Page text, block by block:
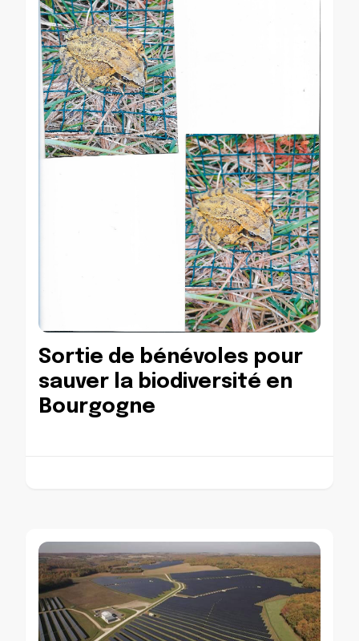
Sortie de bénévoles pour
sauver la biodiversité en
Bourgogne